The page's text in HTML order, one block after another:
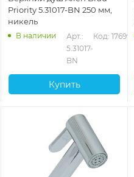
Priority 5.31017-BN 250 мм,
никель
В наличии
Арт.:
5.31017-
BN
Код: 17699
Купить